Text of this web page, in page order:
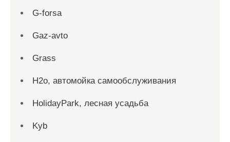
G-forsa
Gaz-avto
Grass
H2o, автомойка самообслуживания
HolidayPark, лесная усадьба
Kyb